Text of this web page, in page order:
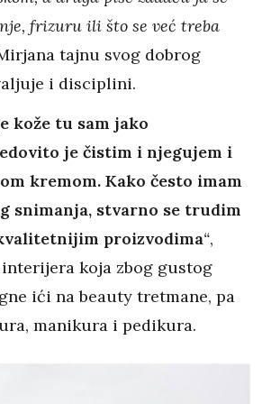
frizuru ili što se već treba
tajnu svog dobrog
i disciplini.
kože tu sam jako
je čistim i njegujem i
kremom. Kako često imam
snimanja, stvarno se trudim
proizvodima“,
koja zbog gustog
ići na beauty tretmane, pa
manikura i pedikura.